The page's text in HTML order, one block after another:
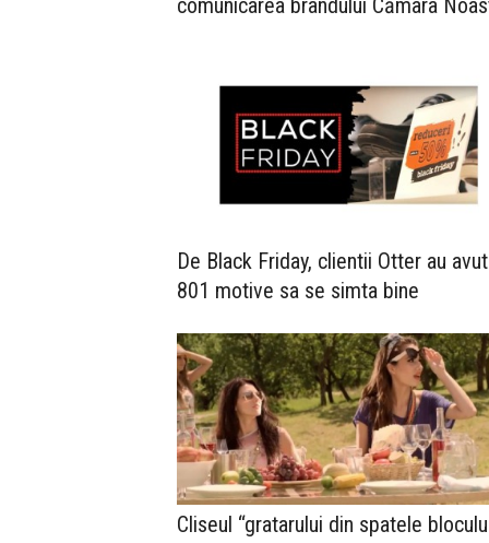
De Black Friday, clientii Otter au avut
801 motive sa se simta bine
Cliseul “gratarului din spatele